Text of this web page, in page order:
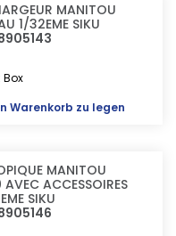
MANITOU
1/32EME SIKU
Warenkorb zu legen
MANITOU
ACCESSOIRES
SIKU